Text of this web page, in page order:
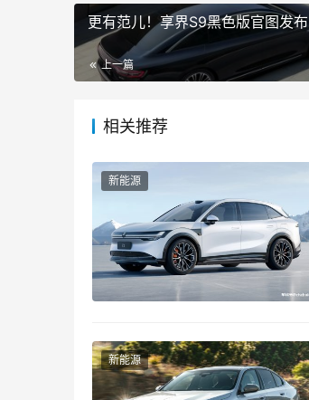
更有范儿！享界S9黑色版官图发布
上一篇
相关推荐
新能源
新能源